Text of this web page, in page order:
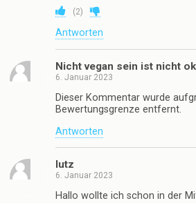
(2)
Antworten
Nicht vegan sein ist nicht ok
6. Januar 2023
Dieser Kommentar wurde
Bewertungsgrenze entfernt.
Antworten
lutz
6. Januar 2023
Hallo wollte ich schon in der